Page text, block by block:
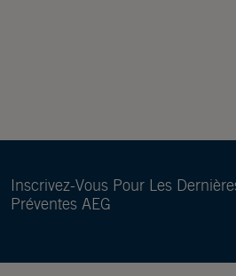
Inscrivez-Vous Pour Les
Préventes AEG